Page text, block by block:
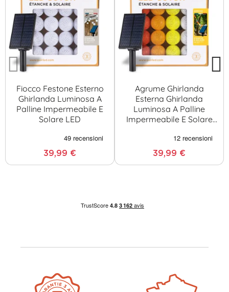
Fiocco Festone Esterno
Ghirlanda Luminosa A
Palline Impermeabile E
Solare LED
39,99 €
Agrume Ghirlanda
Esterna Ghirlanda
Luminosa A Palline
Impermeabile E Solare
39,99 €